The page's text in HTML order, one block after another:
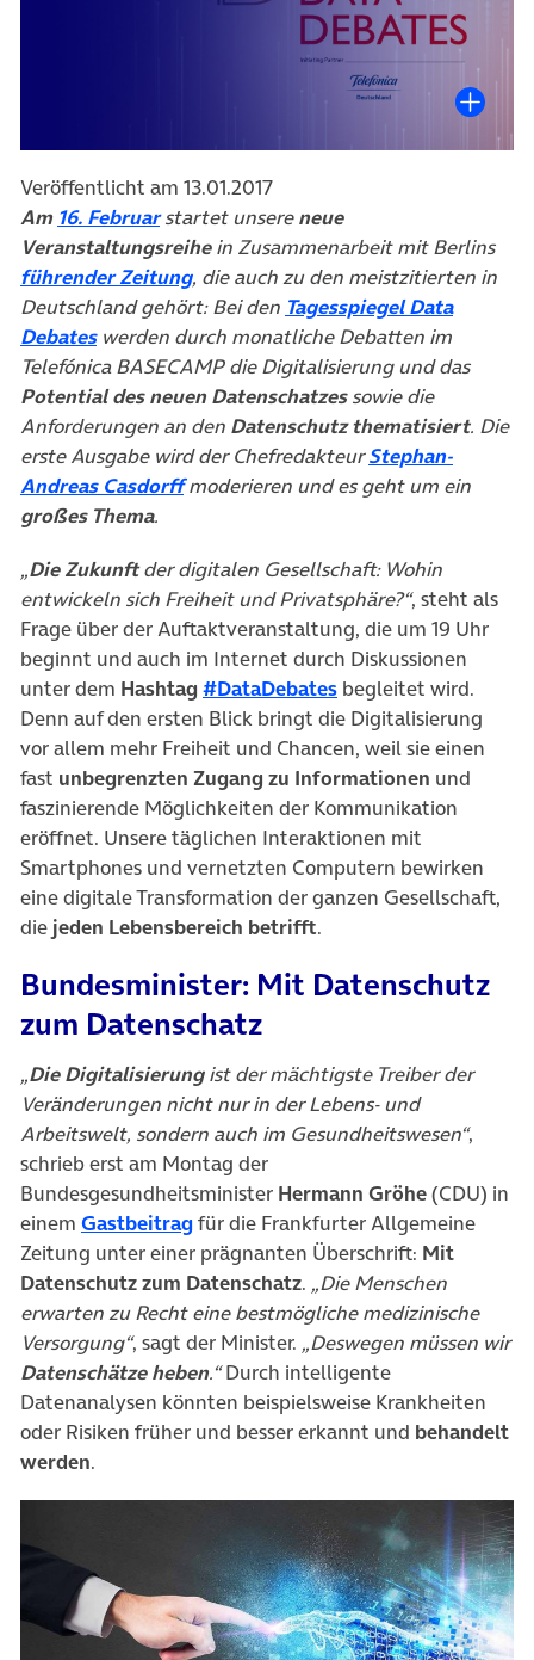
Veröffentlicht am 13.01.2017
Am 16. Februar(öffnet in neuem Tab)
startet unsereneue
Veranstaltungsreihein Zusammenarbeit mit Berlins
führender Zeitung(öffnet in neuem Tab)
, die auch zu den meistzitierten in
Deutschland gehört: Bei den Tagesspiegel Data
Debates(öffnet in neuem Tab)
werden durch monatliche Debatten im
Telefónica BASECAMP die Digitalisierung und das
Potential des neuen Datenschatzessowie die
Anforderungen an den Datenschutz thematisiert. Die
erste Ausgabe wird der ChefredakteurStephan-
Andreas Casdorff(öffnet in neuem Tab)
moderieren und es geht um ein
großes Thema.
„Die Zukunftder digitalen Gesellschaft: Wohin
entwickeln sich Freiheit und Privatsphäre?“, steht als
Frage über der Auftaktveranstaltung, die um 19 Uhr
beginnt und auch im Internet durch Diskussionen
unter dem Hashtag #DataDebates(öffnet in neuem Tab)
begleitet wird.
Denn auf den ersten Blick bringt die Digitalisierung
vor allem mehr Freiheit und Chancen, weil sie einen
fast unbegrenzten Zugang zu Informationen und
faszinierende Möglichkeiten der Kommunikation
eröffnet. Unsere täglichen Interaktionen mit
Smartphones und vernetzten Computern bewirken
eine digitale Transformation der ganzen Gesellschaft,
die jeden Lebensbereich betrifft.
Bundesminister: Mit Datenschutz
zum Datenschatz
„Die Digitalisierungist der mächtigste Treiber der
Veränderungen nicht nur in der Lebens- und
Arbeitswelt, sondern auch im Gesundheitswesen“,
schrieb erst am Montag der
Bundesgesundheitsminister Hermann Gröhe(CDU) in
einem Gastbeitrag(öffnet in neuem Tab)
für die Frankfurter Allgemeine
Zeitung unter einer prägnanten Überschrift: Mit
Datenschutz zum Datenschatz. „Die Menschen
erwarten zu Recht eine bestmögliche medizinische
Versorgung“, sagt der Minister. „Deswegen müssen wir
Datenschätze heben.“Durch intelligente
Datenanalysen könnten beispielsweise Krankheiten
oder Risiken früher und besser erkannt und behandelt
werden.